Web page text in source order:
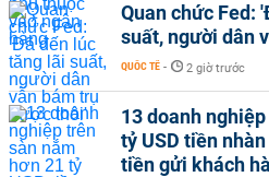
Quan chức Fed:
suất, người dân
QUỐC TẾ - 2 giờ trước
13 doanh
tỷ USD tiền
tiền gửi khách